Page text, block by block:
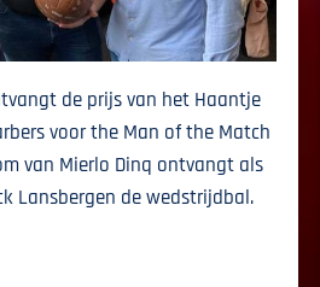
de prijs van het Haantje
voor the Man of the Match
van Mierlo Dinq ontvangt als
Lansbergen de wedstrijdbal.